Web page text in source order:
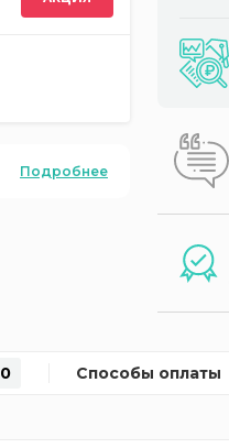
Подробнее
0 Способы оплаты